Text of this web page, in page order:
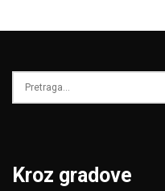
Kroz gradove